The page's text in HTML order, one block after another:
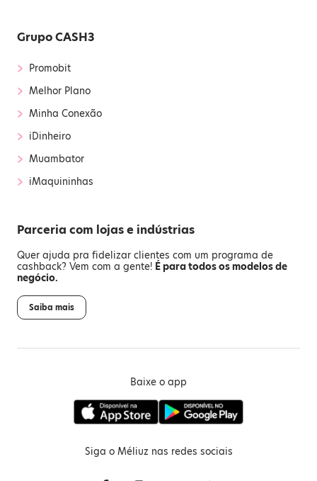
Grupo CASH3
› Promobit
› Melhor Plano
› Minha Conexão
› iDinheiro
› Muambator
› iMaquininhas
Parceria com lojas e indústrias
Quer ajuda pra fidelizar clientes com um programa de
cashback? Vem com a gente! É para todos os modelos de
negócio.
Saiba mais
Baixe o app
Siga o Méliuz nas redes sociais